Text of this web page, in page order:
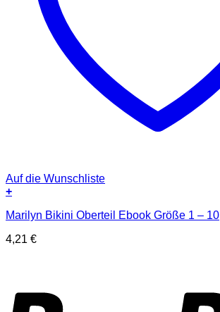
Auf die Wunschliste
+
Marilyn Bikini Oberteil Ebook Größe 1 – 10
4,21 €